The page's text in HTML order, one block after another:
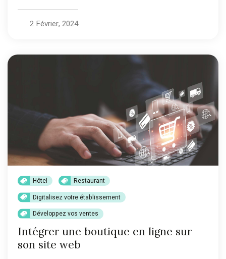
2 Février, 2024
Hôtel
Restaurant
Digitalisez votre établissement
Développez vos ventes
Intégrer une boutique en ligne sur
son site web